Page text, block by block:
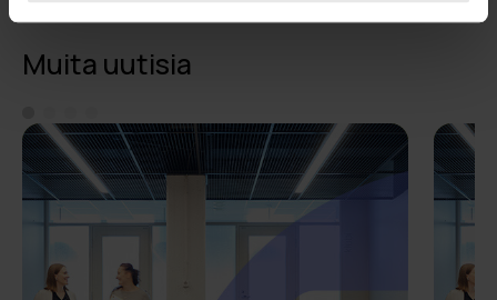
Muita uutisia